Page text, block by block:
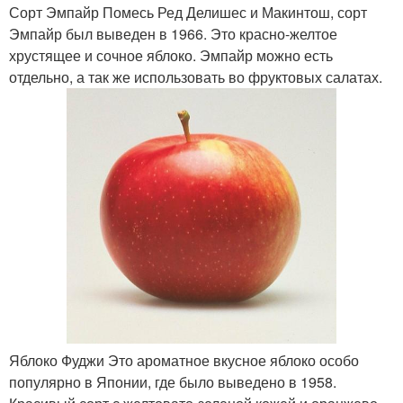
Сорт Эмпайр Помесь Ред Делишес и Макинтош, сорт
Эмпайр был выведен в 1966. Это красно-желтое
хрустящее и сочное яблоко. Эмпайр можно есть
отдельно, а так же использовать во фруктовых салатах.
Яблоко Фуджи Это ароматное вкусное яблоко особо
популярно в Японии, где было выведено в 1958.